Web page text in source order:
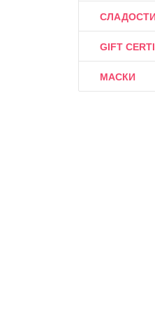
GIFT
МАСКИ